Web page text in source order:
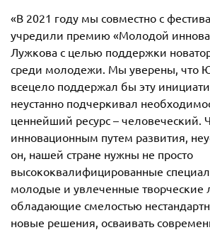
«В 2021 году мы совместно с
учредили премию «Молодой
Лужкова с целью поддержки
среди молодежи. Мы уверены, что
всецело поддержал бы эту
неустанно подчеркивал
ценнейший ресурс – человеческий.
инновационным путем развития,
он, нашей стране нужны не просто
высококвалифицированные
молодые и увлеченные творческие
обладающие смелостью
новые решения, осваивать